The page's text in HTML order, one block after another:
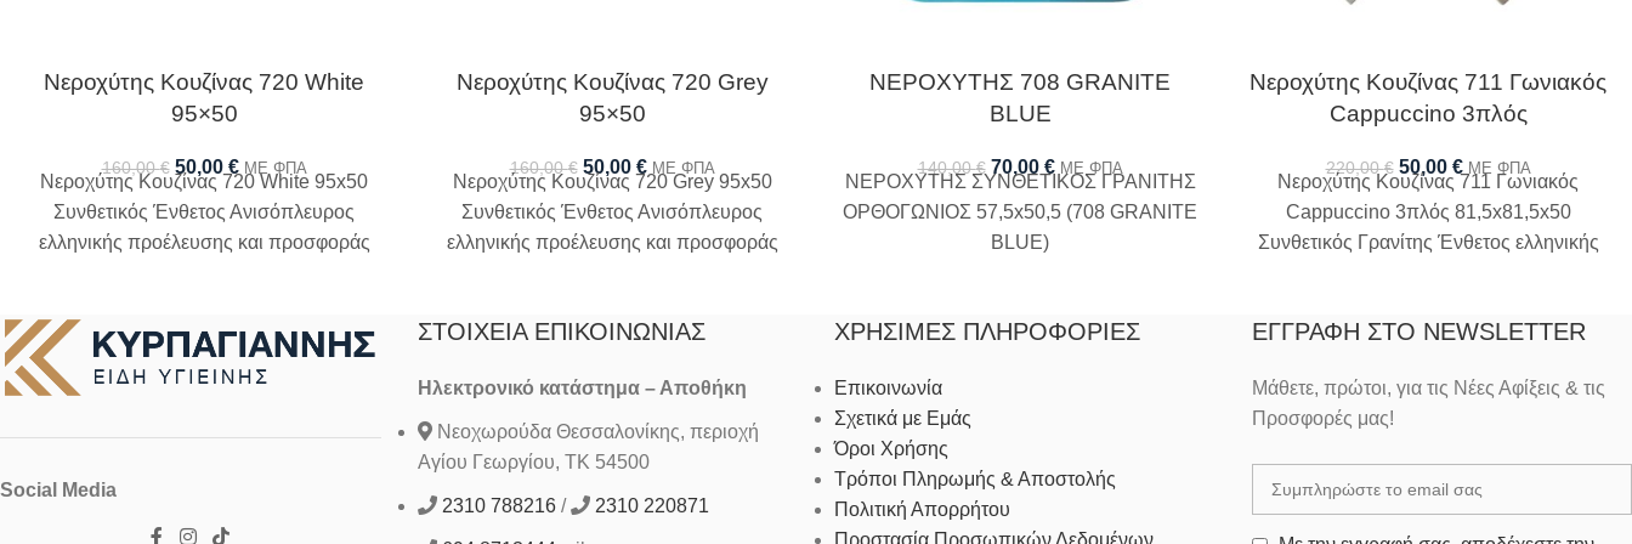
Νεροχύτης Κουζίνας 720 White
95×50
160,00€ 50,00 € ΜΕ ΦΠΑ
Νεροχύτης Κουζίνας 720 White 95x50
Συνθετικός Ένθετος Ανισόπλευρος
ελληνικής προέλευσης και προσφοράς
Νεροχύτης Κουζίνας 720 Grey
95×50
160,00€ 50,00 € ΜΕ ΦΠΑ
Νεροχύτης Κουζίνας 720 Grey 95x50
Συνθετικός Ένθετος Ανισόπλευρος
ελληνικής προέλευσης και προσφοράς
ΝΕΡΟΧΥΤΗΣ 708 GRANITE
BLUE
140,00€ 70,00 € ΜΕ ΦΠΑ
ΝΕΡΟΧΥΤΗΣ ΣΥΝΘΕΤΙΚΟΣ ΓΡΑΝΙΤΗΣ
ΟΡΘΟΓΩΝΙΟΣ 57,5x50,5 (708 GRANITE
BLUE)
Νεροχύτης Κουζίνας 711 Γωνιακός
Cappuccino 3πλός
220,00€ 50,00 € ΜΕ ΦΠΑ
Νεροχύτης Κουζίνας 711 Γωνιακός
Cappuccino 3πλός 81,5x81,5x50
Συνθετικός Γρανίτης Ένθετος ελληνικής
Social Media
ΣΤΟΙΧΕΊΑ ΕΠΙΚΟΙΝΩΝΊΑΣ
Ηλεκτρονικό κατάστημα – Αποθήκη
Νεοχωρούδα Θεσσαλονίκης, περιοχή
Αγίου Γεωργίου, ΤΚ 54500
2310 788216/ 2310 220871
ΧΡΉΣΙΜΕΣ ΠΛΗΡΟΦΟΡΊΕΣ
Επικοινωνία
Σχετικά με Εμάς
Όροι Χρήσης
Τρόποι Πληρωμής & Αποστολής
Πολιτική Απορρήτου
Προστασία Προσωπικών Δεδομένων
ΕΓΓΡΑΦΉ ΣΤΟ NEWSLETTER
Μάθετε, πρώτοι, για τις Νέες Αφίξεις & τις
Προσφορές μας!